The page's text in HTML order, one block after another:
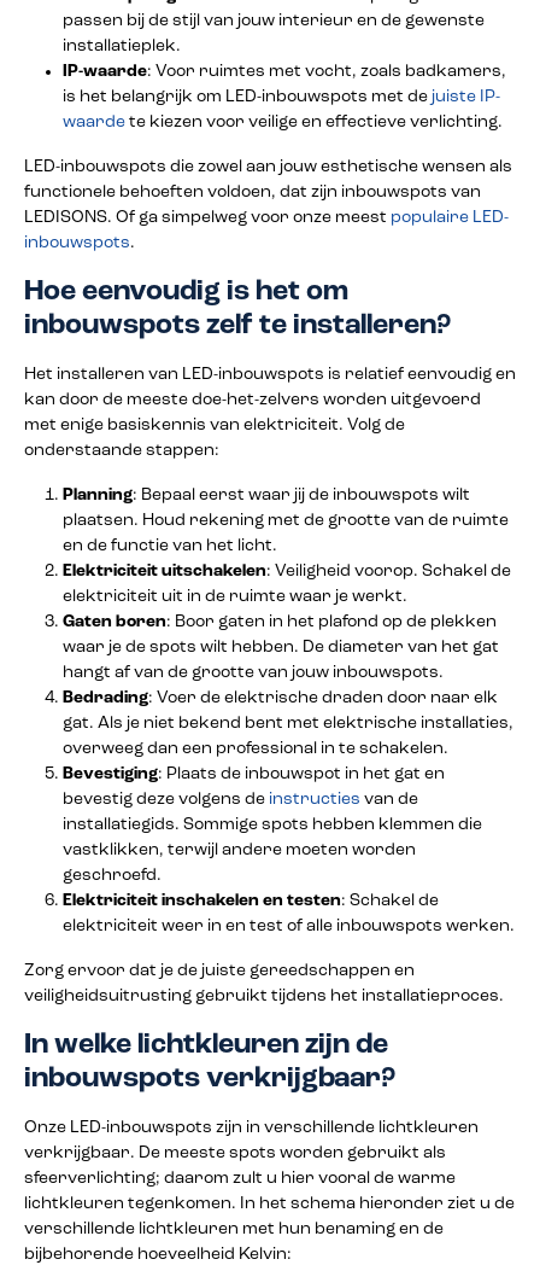
passen bij de stijl van jouw interieur en de gewenste
installatieplek.
IP-waarde: Voor ruimtes met vocht, zoals badkamers,
is het belangrijk om LED-inbouwspots met de juiste IP-
waarde te kiezen voor veilige en effectieve verlichting.
LED-inbouwspots die zowel aan jouw esthetische wensen als
functionele behoeften voldoen, dat zijn inbouwspots van
LEDISONS. Of ga simpelweg voor onze meest populaire LED-
inbouwspots.
Hoe eenvoudig is het om
inbouwspots zelf te installeren?
Het installeren van LED-inbouwspots is relatief eenvoudig en
kan door de meeste doe-het-zelvers worden uitgevoerd
met enige basiskennis van elektriciteit. Volg de
onderstaande stappen:
Planning: Bepaal eerst waar jij de inbouwspots wilt
plaatsen. Houd rekening met de grootte van de ruimte
en de functie van het licht.
Elektriciteit uitschakelen: Veiligheid voorop. Schakel de
elektriciteit uit in de ruimte waar je werkt.
Gaten boren: Boor gaten in het plafond op de plekken
waar je de spots wilt hebben. De diameter van het gat
hangt af van de grootte van jouw inbouwspots.
Bedrading: Voer de elektrische draden door naar elk
gat. Als je niet bekend bent met elektrische installaties,
overweeg dan een professional in te schakelen.
Bevestiging: Plaats de inbouwspot in het gat en
bevestig deze volgens de instructies van de
installatiegids. Sommige spots hebben klemmen die
vastklikken, terwijl andere moeten worden
geschroefd.
Elektriciteit inschakelen en testen: Schakel de
elektriciteit weer in en test of alle inbouwspots werken.
Zorg ervoor dat je de juiste gereedschappen en
veiligheidsuitrusting gebruikt tijdens het installatieproces.
In welke lichtkleuren zijn de
inbouwspots verkrijgbaar?
Onze LED-inbouwspots zijn in verschillende lichtkleuren
verkrijgbaar. De meeste spots worden gebruikt als
sfeerverlichting; daarom zult u hier vooral de warme
lichtkleuren tegenkomen. In het schema hieronder ziet u de
verschillende lichtkleuren met hun benaming en de
bijbehorende hoeveelheid Kelvin: